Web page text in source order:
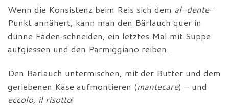
Wenn die Konsistenz beim Reis sich dem al-dente-
Punkt annähert, kann man den Bärlauch quer in
dünne Fäden schneiden, ein letztes Mal mit Suppe
aufgiessen und den Parmiggiano reiben.
Den Bärlauch untermischen, mit der Butter und dem
geriebenen Käse aufmontieren (mantecare) – und
eccolo, il risotto!